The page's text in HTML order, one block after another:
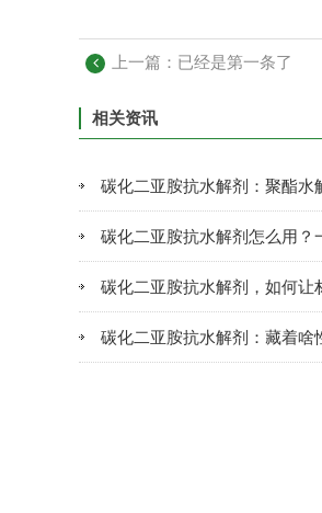
上一篇：已经是第一条了
相关资讯
碳化二亚胺抗水解剂：聚酯水
碳化二亚胺抗水解剂怎么用？
碳化二亚胺抗水解剂，如何让
碳化二亚胺抗水解剂：藏着啥